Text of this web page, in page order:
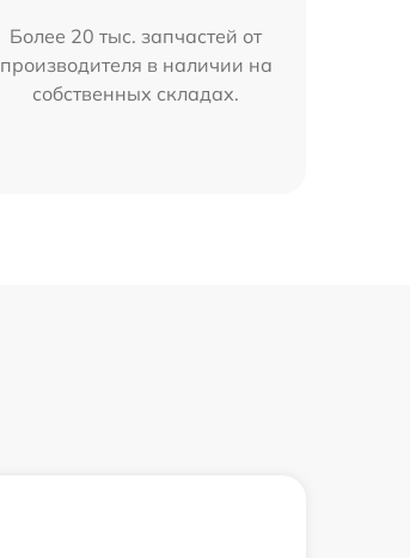
Более 20 тыс. запчастей от
производителя в наличии на
собственных складах.